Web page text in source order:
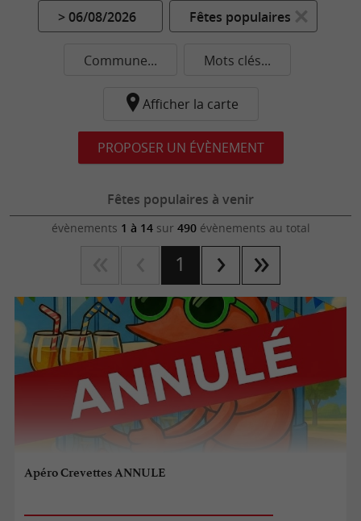
> 06/08/2026 Fêtes populaires
Commune... Mots clés...
Afficher la carte
PROPOSER UN ÉVÈNEMENT
Fêtes populaires à venir
évènements 1 à 14sur 490évènements au total
1
Apéro Crevettes ANNULE